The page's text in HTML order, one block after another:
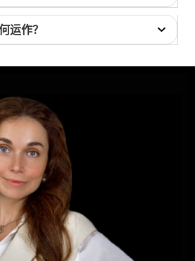
运作？